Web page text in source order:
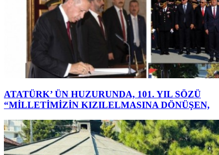
ATATÜRK’ ÜN HUZURUNDA, 101. YIL SÖZÜ
“MİLLETİMİZİN KIZILELMASINA DÖNÜŞEN,